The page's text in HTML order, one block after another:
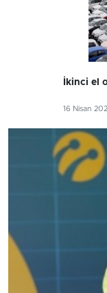
İkinci el
16 Nisan